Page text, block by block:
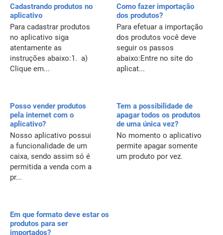
Cadastrando produtos no
aplicativo
Para cadastrar produtos
no aplicativo siga
atentamente as
instruções abaixo:1. a)
Clique em...
Como fazer importação
dos produtos?
Para efetuar a importação
dos produtos você deve
seguir os passos
abaixo:Entre no site do
aplicat...
Posso vender produtos
pela internet com o
aplicativo?
Nosso aplicativo possui
a funcionalidade de um
caixa, sendo assim só é
permitida a venda com a
pr...
Tem a possibilidade de
apagar todos os produtos
de uma única vez?
No momento o aplicativo
permite apagar somente
um produto por vez.
Em que formato deve estar os
produtos para ser
importados?